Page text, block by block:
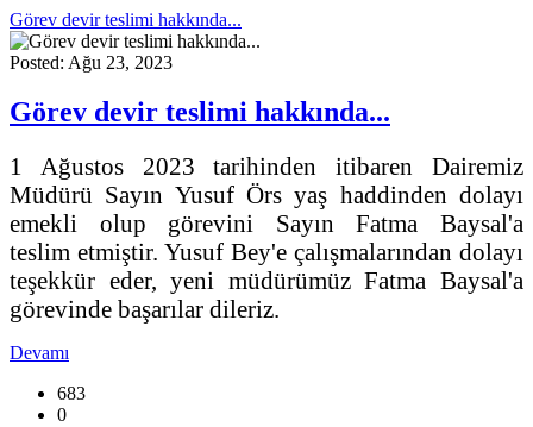
Görev devir teslimi hakkında...
Posted: Ağu 23, 2023
Görev devir teslimi hakkında...
1 Ağustos 2023 tarihinden itibaren Dairemiz
Müdürü Sayın Yusuf Örs yaş haddinden dolayı
emekli olup görevini Sayın Fatma Baysal'a
teslim etmiştir. Yusuf Bey'e çalışmalarından dolayı
teşekkür eder, yeni müdürümüz Fatma Baysal'a
görevinde başarılar dileriz.
Devamı
683
0